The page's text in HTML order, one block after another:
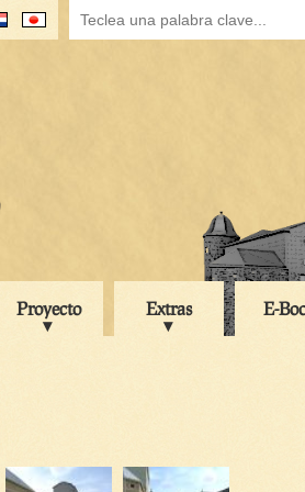
Proyecto Extras E-